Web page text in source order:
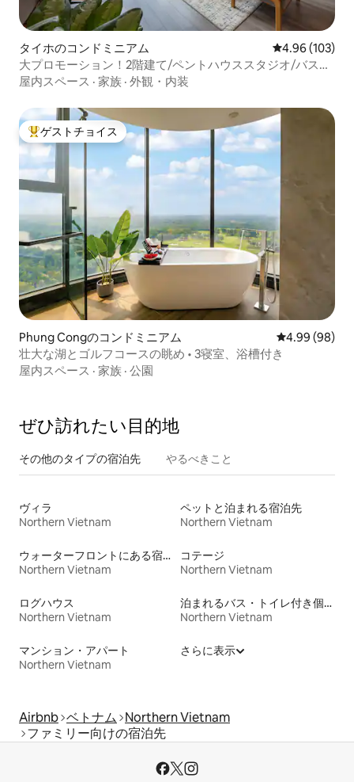
タイホのコンドミニアム レビュー103
4.96 (103)
大プロモーション！2階建て/ペントハウススタジオ/バスタ
ブ/Netflix
屋内スペース · 家族 · 外観・内装
大好評のゲストチョイスです。
ゲストチョイス
Phung Congのコンドミニアム レビュー98件
4.99 (98)
壮大な湖とゴルフコースの眺め • 3寝室、浴槽付き
屋内スペース · 家族 · 公園
ぜひ訪⁠れ⁠た⁠い目⁠的⁠地
その他のタ⁠イ⁠プ⁠の宿⁠泊⁠先 やるべきこと
ヴィラ
Northern Vietnam
ペットと泊まれる宿泊先
Northern Vietnam
ウォーターフロントにある宿泊施設
Northern Vietnam
コテージ
Northern Vietnam
ログハウス
Northern Vietnam
泊まれるバス・トイレ付き個室
Northern Vietnam
マンション・アパート
Northern Vietnam
さらに表示
Airbnb ベトナム Northern Vietnam
ファミリー向けの宿泊先